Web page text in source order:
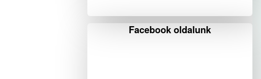
Facebook oldalunk